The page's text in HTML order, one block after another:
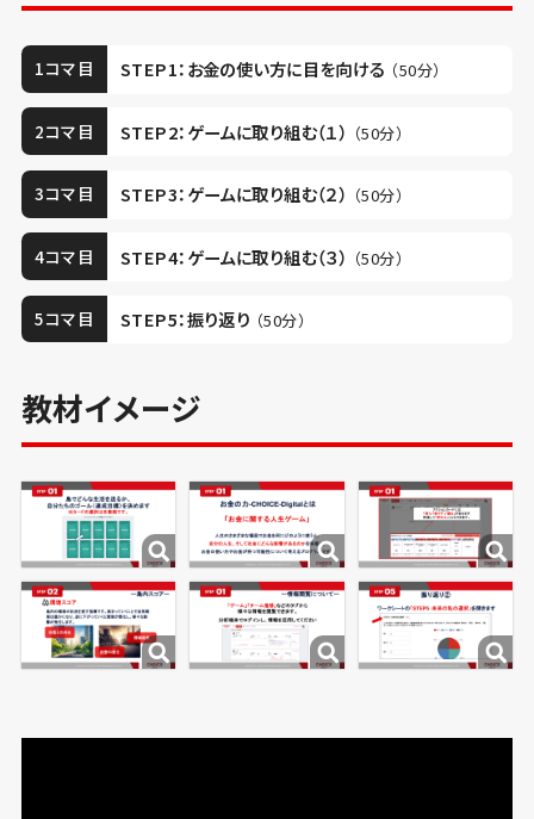
1コマ目 STEP1：お金の使い方に目を向ける （50分）
2コマ目 STEP2：ゲームに取り組む（１） （50分）
3コマ目 STEP3：ゲームに取り組む（２） （50分）
4コマ目 STEP4：ゲームに取り組む（３） （50分）
5コマ目 STEP5：振り返り （50分）
教材イメージ